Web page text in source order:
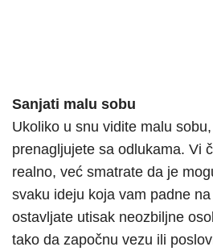
Sanjati malu sobu
Ukoliko u snu vidite malu
prenagljujete sa odlukama. Vi
realno, već smatrate da je
svaku ideju koja vam padne
ostavljate utisak neozbiljne
tako da započnu vezu ili